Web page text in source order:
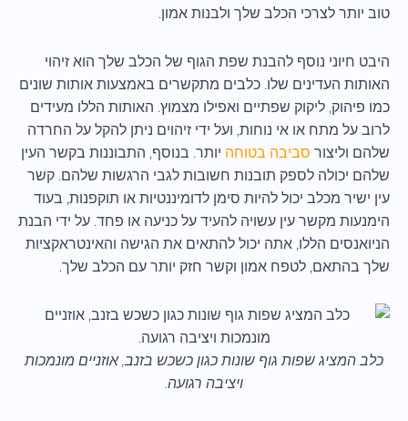
טוב יותר לצרכי הכלב שלך ולבנות אמון.
היבט חיוני נוסף להבנת שפת הגוף של הכלב שלך הוא זיהוי
האותות העדינים שלו. כלבים מתקשרים באמצעות אותות שונים
כמו פיהוק, ליקוק שפתיים ואפילו מצמוץ. האותות הללו מעידים
לרוב על מתח או אי נוחות, ועל ידי זיהוים ניתן להקל על החרדה
שלהם וליצור סביבה בטוחה יותר. בנוסף, התבוננות בקשר העין
שלהם יכולה לספק תובנות חשובות לגבי הרגשות שלהם. קשר
עין ישיר מכלב יכול להיות סימן לדומיננטיות או תוקפנות, בעוד
הימנעות מקשר עין עשויה להעיד על כניעה או פחד. על ידי הבנת
הניואנסים הללו, אתה יכול להתאים את הגישה והאינטראקציות
שלך בהתאם, לטפח אמון וקשר חזק יותר עם הכלב שלך.
כלב המציג שפות גוף שונות כגון כשכש בזנב, אוזניים מונמכות
ויציבה רגועה.